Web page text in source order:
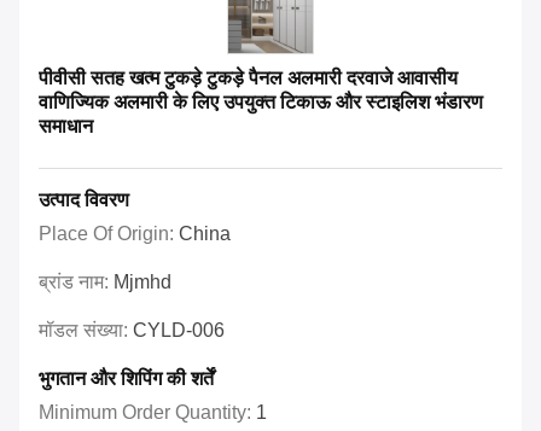
पीवीसी सतह खत्म टुकड़े टुकड़े पैनल अलमारी दरवाजे आवासीय
वाणिज्यिक अलमारी के लिए उपयुक्त टिकाऊ और स्टाइलिश भंडारण
समाधान
उत्पाद विवरण
Place Of Origin: China
ब्रांड नाम: Mjmhd
मॉडल संख्या: CYLD-006
भुगतान और शिपिंग की शर्तें
Minimum Order Quantity: 1